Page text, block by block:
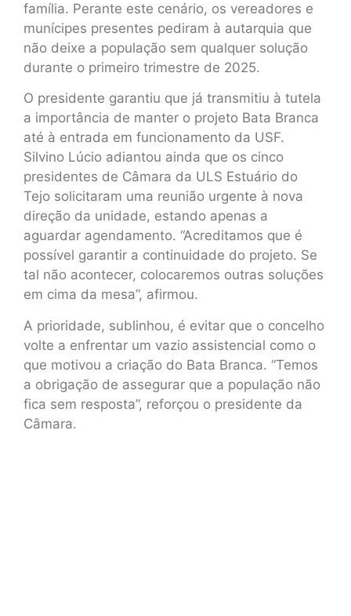
família. Perante este cenário, os vereadores e
munícipes presentes pediram à autarquia que
não deixe a população sem qualquer solução
durante o primeiro trimestre de 2025.
O presidente garantiu que já transmitiu à tutela
a importância de manter o projeto Bata Branca
até à entrada em funcionamento da USF.
Silvino Lúcio adiantou ainda que os cinco
presidentes de Câmara da ULS Estuário do
Tejo solicitaram uma reunião urgente à nova
direção da unidade, estando apenas a
aguardar agendamento. “Acreditamos que é
possível garantir a continuidade do projeto. Se
tal não acontecer, colocaremos outras soluções
em cima da mesa”, afirmou.
A prioridade, sublinhou, é evitar que o concelho
volte a enfrentar um vazio assistencial como o
que motivou a criação do Bata Branca. “Temos
a obrigação de assegurar que a população não
fica sem resposta”, reforçou o presidente da
Câmara.